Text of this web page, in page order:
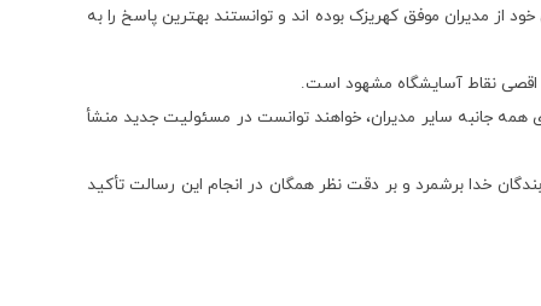
از مدیران موفق کهریزک بوده اند و توانستند بهترین پاسخ را به
اقصی نقاط آسایشگاه مشهود است.
جانبه سایر مدیران، خواهند توانست در مسئولیت جدید منشأ
خدا برشمرد و بر دقت نظر همگان در انجام این رسالت تأکید